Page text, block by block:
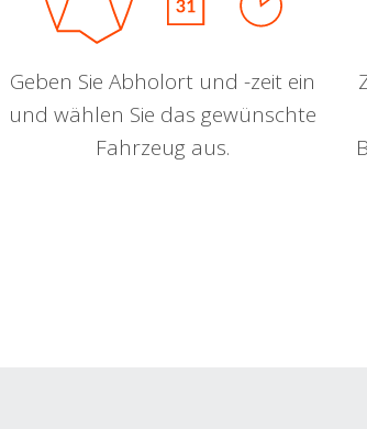
Geben Sie Abholort und -zeit ein
und wählen Sie das gewünschte
Fahrzeug aus.